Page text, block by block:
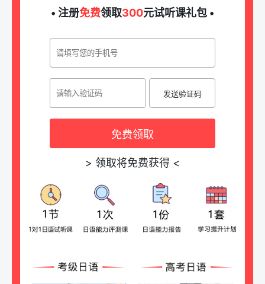
• 注册免费领取300元试听课礼包 •
发送验证码
免费领取
> 领取将免费获得 <